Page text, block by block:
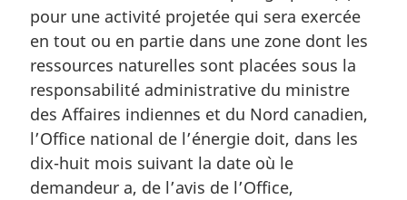
m
a
r
g
i
a
l
e
:
pour une activité projetée qui sera exercée
en tout ou en partie dans une zone dont les
ressources naturelles sont placées sous la
responsabilité administrative du ministre
des Affaires indiennes et du Nord canadien,
l’Office national de l’énergie doit, dans les
dix-huit mois suivant la date où le
demandeur a, de l’avis de l’Office,